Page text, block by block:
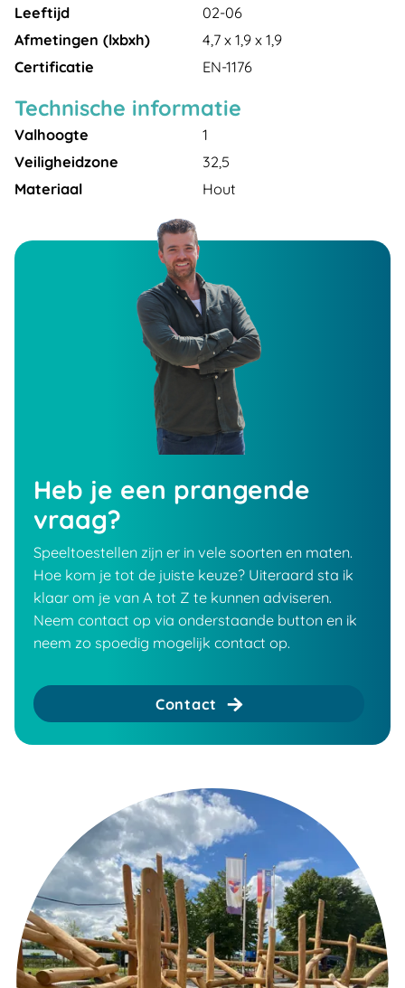
Leeftijd
02-06
Afmetingen (lxbxh)
4,7 x 1,9 x 1,9
Certificatie
EN-1176
Technische informatie
Valhoogte
1
Veiligheidzone
32,5
Materiaal
Hout
Heb je een prangende
vraag?
Speeltoestellen zijn er in vele soorten en maten.
Hoe kom je tot de juiste keuze? Uiteraard sta ik
klaar om je van A tot Z te kunnen adviseren.
Neem contact op via onderstaande button en ik
neem zo spoedig mogelijk contact op.
Contact